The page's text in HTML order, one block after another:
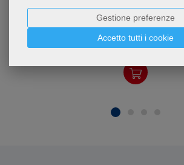
Accetto tutti i cookie
Gestione preferenze
testo profondo la magia di
illustrazioni evocative,
affascinerà adulti e ragazzi,
raccontando la storia di
Alberto Benevelli
Sorella Chiara